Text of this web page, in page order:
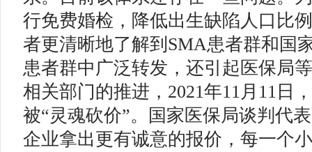
行免费婚检，降低出生缺陷人口比
者更清晰地了解到SMA患者群和国
患者群中广泛转发，还引起医保局
相关部门的推进，2021年11月11日
被“灵魂砍价”。国家医保局谈判代
企业拿出更有诚意的报价，每一个